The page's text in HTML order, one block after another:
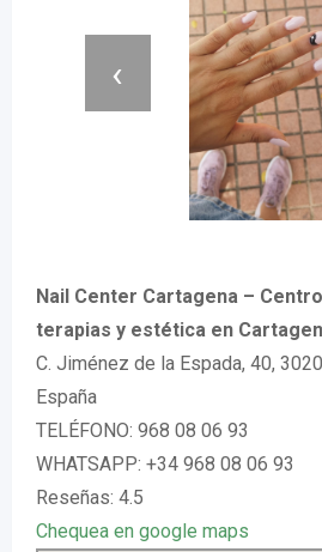
‹
Nail Center Cartagena –
terapias y estética en
C. Jiménez de la Espada, 40,
España
TELÉFONO: 968 08 06 93
WHATSAPP: +34 968 08 06 93
Reseñas: 4.5
Chequea en google maps